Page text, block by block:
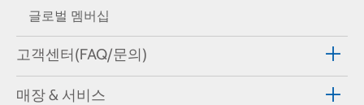
글로벌 멤버십
고객센터(FAQ/문의)
매장 & 서비스